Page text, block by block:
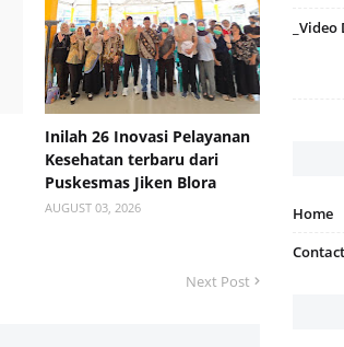
Inilah 26 Inovasi Pelayanan
Kesehatan terbaru dari
Puskesmas Jiken Blora
AUGUST 03, 2026
Next Post
Home